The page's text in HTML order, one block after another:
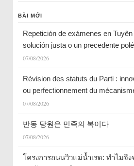
BÀI MỚI
Repetición de exámenes en
solución justa o un precedente
07/08/2026
Révision des statuts du Parti :
ou perfectionnement du
07/08/2026
반동 당원은 민족의 복이다
07/08/2026
โครงการถนนวิวแม่น้ำเรด: ทำไมจึ